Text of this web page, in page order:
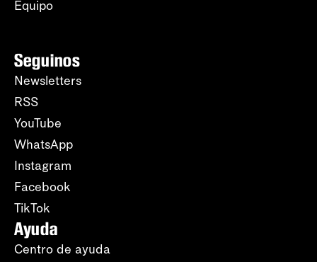
Equipo
Seguinos
Newsletters
RSS
YouTube
WhatsApp
Instagram
Facebook
TikTok
Ayuda
Centro de ayuda